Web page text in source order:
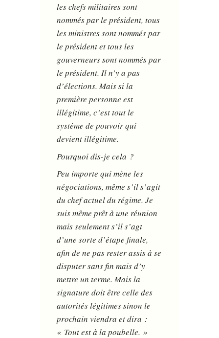
les chefs militaires sont
nommés par le président, tous
les ministres sont nommés par
le président et tous les
gouverneurs sont nommés par
le président. Il n’y a pas
d’élections. Mais si la
première personne est
illégitime, c’est tout le
système de pouvoir qui
devient illégitime.
Pourquoi dis-je cela ?
Peu importe qui mène les
négociations, même s’il s’agit
du chef actuel du régime. Je
suis même prêt à une réunion
mais seulement s’il s’agt
d’une sorte d’étape finale,
afin de ne pas rester assis à se
disputer sans fin mais d’y
mettre un terme. Mais la
signature doit être celle des
autorités légitimes sinon le
prochain viendra et dira :
« Tout est à la poubelle. »